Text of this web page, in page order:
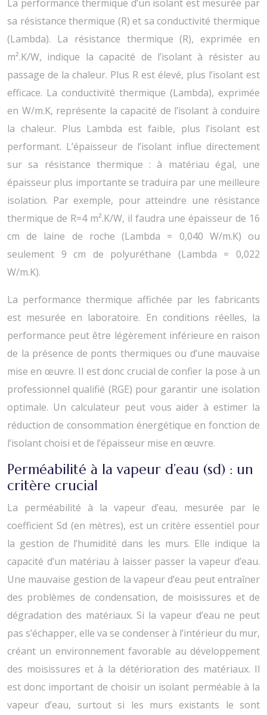
La performance thermique d’un isolant est mesurée par
sa résistance thermique (R) et sa conductivité thermique
(Lambda). La résistance thermique (R), exprimée en
m².K/W, indique la capacité de l’isolant à résister au
passage de la chaleur. Plus R est élevé, plus l’isolant est
efficace. La conductivité thermique (Lambda), exprimée
en W/m.K, représente la capacité de l’isolant à conduire
la chaleur. Plus Lambda est faible, plus l’isolant est
performant. L’épaisseur de l’isolant influe directement
sur sa résistance thermique : à matériau égal, une
épaisseur plus importante se traduira par une meilleure
isolation. Par exemple, pour atteindre une résistance
thermique de R=4 m².K/W, il faudra une épaisseur de 16
cm de laine de roche (Lambda = 0,040 W/m.K) ou
seulement 9 cm de polyuréthane (Lambda = 0,022
W/m.K).
La performance thermique affichée par les fabricants
est mesurée en laboratoire. En conditions réelles, la
performance peut être légèrement inférieure en raison
de la présence de ponts thermiques ou d’une mauvaise
mise en œuvre. Il est donc crucial de confier la pose à un
professionnel qualifié (RGE) pour garantir une isolation
optimale. Un calculateur peut vous aider à estimer la
réduction de consommation énergétique en fonction de
l’isolant choisi et de l’épaisseur mise en œuvre.
Perméabilité à la vapeur d’eau (sd) : un
critère crucial
La perméabilité à la vapeur d’eau, mesurée par le
coefficient Sd (en mètres), est un critère essentiel pour
la gestion de l’humidité dans les murs. Elle indique la
capacité d’un matériau à laisser passer la vapeur d’eau.
Une mauvaise gestion de la vapeur d’eau peut entraîner
des problèmes de condensation, de moisissures et de
dégradation des matériaux. Si la vapeur d’eau ne peut
pas s’échapper, elle va se condenser à l’intérieur du mur,
créant un environnement favorable au développement
des moisissures et à la détérioration des matériaux. Il
est donc important de choisir un isolant perméable à la
vapeur d’eau, surtout si les murs existants le sont